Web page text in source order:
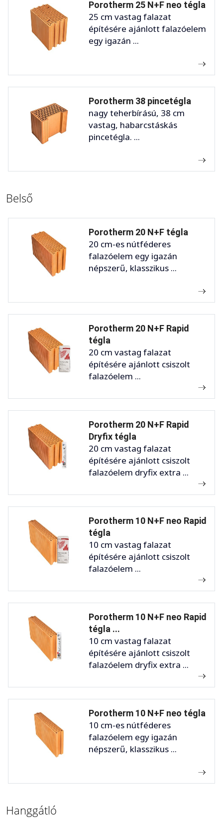
Porotherm 25 N+F neo tégla
25 cm vastag falazat
építésére ajánlott falazóelem
egy igazán ...
Porotherm 38 pincetégla
nagy teherbírású, 38 cm
vastag, habarcstáskás
pincetégla. ...
Belső
Porotherm 20 N+F tégla
20 cm-es nútféderes
falazóelem egy igazán
népszerű, klasszikus ...
Porotherm 20 N+F Rapid
tégla
20 cm vastag falazat
építésére ajánlott csiszolt
falazóelem ...
Porotherm 20 N+F Rapid
Dryfix tégla
20 cm vastag falazat
építésére ajánlott csiszolt
falazóelem dryfix extra ...
Porotherm 10 N+F neo Rapid
tégla
10 cm vastag falazat
építésére ajánlott csiszolt
falazóelem ...
Porotherm 10 N+F neo Rapid
tégla ...
10 cm vastag falazat
építésére ajánlott csiszolt
falazóelem dryfix extra ...
Porotherm 10 N+F neo tégla
10 cm-es nútféderes
falazóelem egy igazán
népszerű, klasszikus ...
Hanggátló